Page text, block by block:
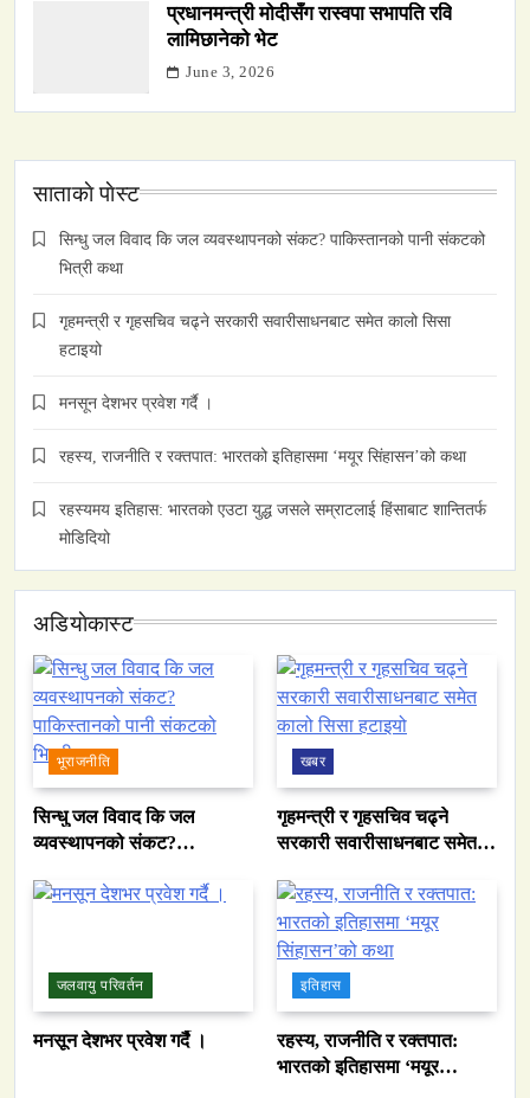
प्रधानमन्त्री मोदीसँग रास्वपा सभापति रवि
लामिछानेको भेट
June 3, 2026
साताकाे पाेस्ट
सिन्धु जल विवाद कि जल व्यवस्थापनको संकट? पाकिस्तानको पानी संकटको
भित्री कथा
गृहमन्त्री र गृहसचिव चढ्ने सरकारी सवारीसाधनबाट समेत कालो सिसा
हटाइयो
मनसून देशभर प्रवेश गर्दै ।
रहस्य, राजनीति र रक्तपात: भारतको इतिहासमा ‘मयूर सिंहासन’को कथा
रहस्यमय इतिहास: भारतको एउटा युद्ध जसले सम्राटलाई हिंसाबाट शान्तितर्फ
मोडिदियो
अडियाेकास्ट
भूराजनीति
सिन्धु जल विवाद कि जल
व्यवस्थापनको संकट?
भित्री कथा
खबर
गृहमन्त्री र गृहसचिव चढ्ने
सरकारी सवारीसाधनबाट समेत
जलवायु परिवर्तन
मनसून देशभर प्रवेश गर्दै ।
इतिहास
रहस्य, राजनीति र रक्तपात:
भारतको इतिहासमा ‘मयूर